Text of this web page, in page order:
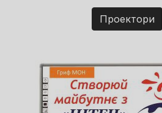
Проектори